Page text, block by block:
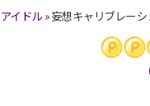
アイドル»妄想キャリブレー